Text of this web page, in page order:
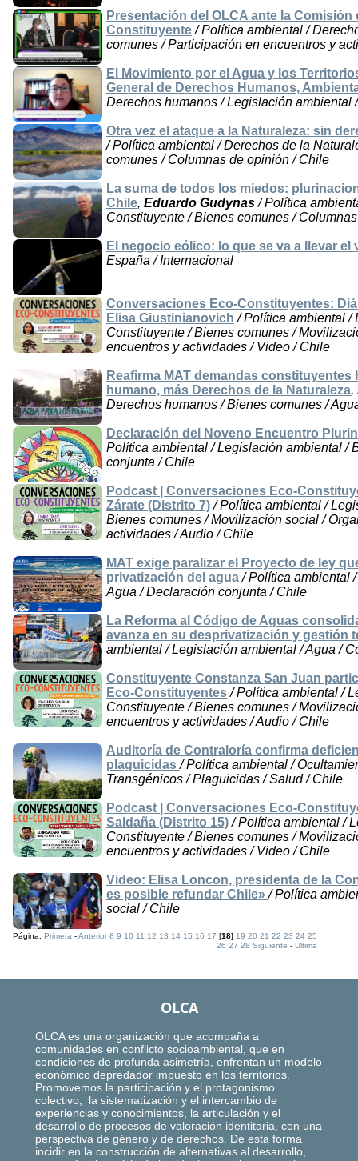
Presentación del OLCA ante la
Constituyente/ Política ambiental /
comunes / Participación en encuentros y
El Movimiento por el Agua y los
General de Derechos Humanos,
Derechos humanos / Legislación ambiental
Otra vez el ataque a la Naturaleza: sin
/ Política ambiental / Derechos de la
comunes / Columnas de opinión / Chile
La suma de todos los miedos:
Chile, Eduardo Gudynas/ Política
Constituyente / Bienes comunes /
El negocio eólico: lo que se va a llevar el
España / Internacional
Conversaciones Eco-Constituyentes:
Elisa Giustinianovich / Política ambiental /
Constituyente / Bienes comunes /
encuentros y actividades / Video / Chile
Reafirma MAT demandas
humano, más Derechos de la Naturaleza,
Derechos humanos / Bienes comunes /
Declaración del Noveno Encuentro
Política ambiental / Legislación ambiental /
conjunta / Chile
Podcast | Conversaciones Eco-
Zárate (Distrito 7)/ Política ambiental /
Bienes comunes / Movilización social /
actividades / Audio / Chile
MAT exige paralizar el Proyecto de ley
privatización del agua/ Política ambiental
Agua / Declaración conjunta / Chile
La Reforma al Código de Aguas
avanza en su desprivatización y gestión
ambiental / Legislación ambiental / Agua /
Constituyente Constanza San Juan
Eco-Constituyentes/ Política ambiental /
Constituyente / Bienes comunes /
encuentros y actividades / Audio / Chile
Auditoría de Contraloría confirma
plaguicidas/ Política ambiental /
Transgénicos / Plaguicidas / Salud / Chile
Podcast | Conversaciones Eco-
Saldaña (Distrito 15)/ Política ambiental /
Constituyente / Bienes comunes /
encuentros y actividades / Video / Chile
Video: Elisa Loncon, presidenta de la
es posible refundar Chile»/ Política
social / Chile
Página:Primera -Anterior 8 9 10 11 12 13 14 15 16 17 [18]19 20 21 22 23 24 25
26 27 28 Siguiente -Ultima
OLCA
OLCA es una organización que acompaña a
comunidades en conflicto socioambiental, que en
condiciones de profunda asimetría, enfrentan un modelo
económico depredador impuesto en los territorios.
Promovemos la participación y el protagonismo
colectivo, la sistematización y el intercambio de
experiencias y conocimientos, la articulación y el
desarrollo de procesos de valoración identitaria, con una
perspectiva de género y de derechos. De esta forma
incidir en la construcción de alternativas al desarrollo,